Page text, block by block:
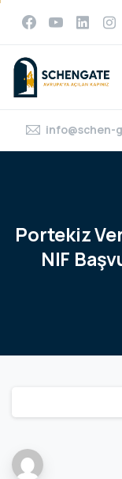
info@schen-
Portekiz
NIF